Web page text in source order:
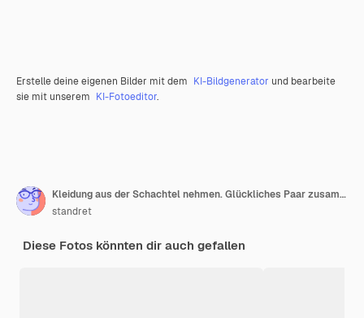
Erstelle deine eigenen Bilder mit dem KI-Bildgenerator und bearbeite
sie mit unserem KI-Fotoeditor.
Kleidung aus der Schachtel nehmen. Glückliches Paar zusammen in ihrem neuen Haus. Konzeption des Umzugs
standret
Diese Fotos könnten dir auch gefallen